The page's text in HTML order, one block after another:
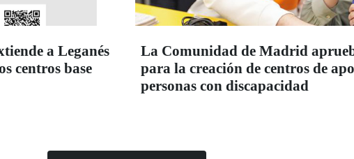
a Leganés
centros base
La Comunidad de Madrid
para la creación de centros de
personas con discapacidad